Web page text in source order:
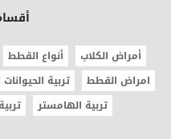
أمراض الكلاب أنواع القطط
امراض القطط
تربية
تربية الهامستر